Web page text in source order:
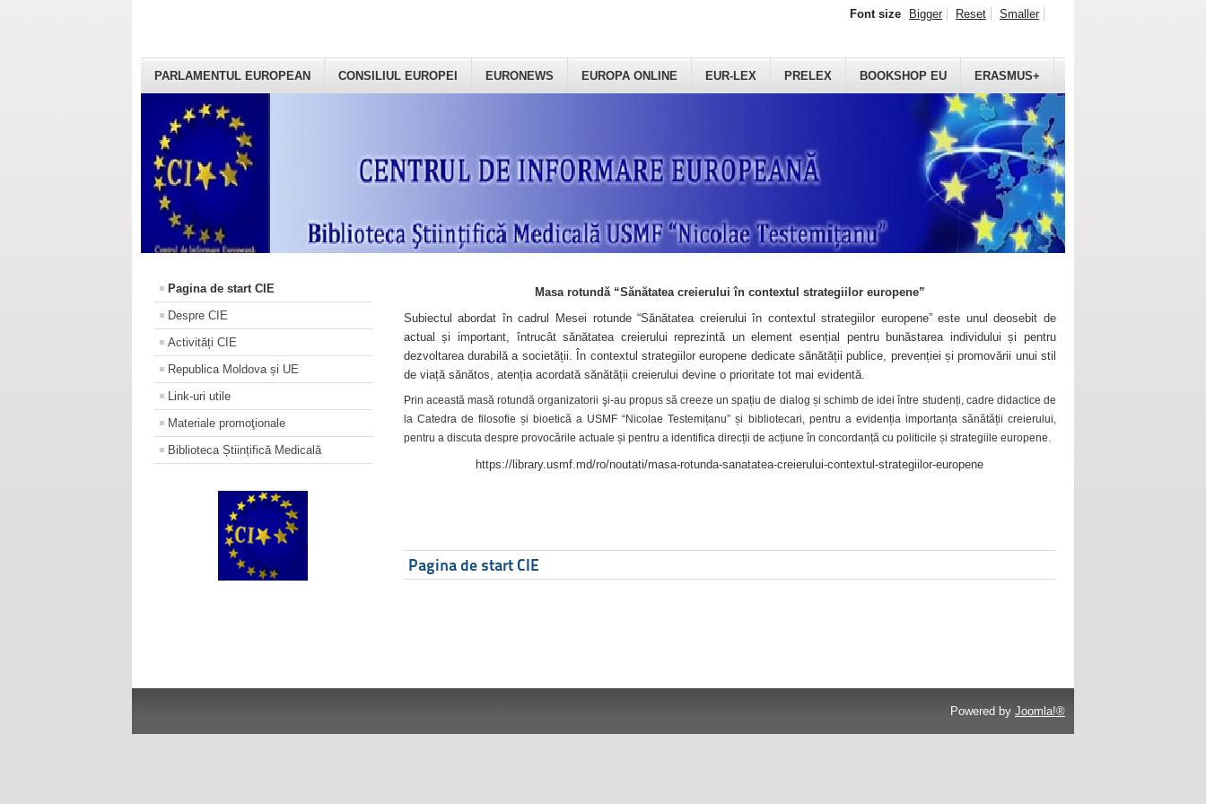
PARLAMENTUL EUROPEAN CONSILIUL EUROPEI EURONEWS EUROPA ONLINE EUR-LEX PRELEX BOOKSHOP EU ERASMUS+
Font size Bigger Reset Smaller
Pagina de start CIE
Despre CIE
Activități CIE
Republica Moldova și UE
Link-uri utile
Materiale promoţionale
Biblioteca Științifică Medicală
Masa rotundă “Sănătatea creierului în contextul strategiilor europene”
Subiectul abordat în cadrul Mesei rotunde “Sănătatea creierului în contextul strategiilor europene” este unul deosebit de
actual și important, întrucât sănătatea creierului reprezintă un element esențial pentru bunăstarea individului și pentru
dezvoltarea durabilă a societății. În contextul strategiilor europene dedicate sănătății publice, prevenției și promovării unui stil
de viață sănătos, atenția acordată sănătății creierului devine o prioritate tot mai evidentă.
Prin această masă rotundă organizatorii şi-au propus să creeze un spațiu de dialog și schimb de idei între studenți, cadre didactice de
la Catedra de filosofie și bioetică a USMF “Nicolae Testemițanu” și bibliotecari, pentru a evidenția importanța sănătății creierului,
pentru a discuta despre provocările actuale și pentru a identifica direcții de acțiune în concordanță cu politicile și strategiile europene.
https://library.usmf.md/ro/noutati/masa-rotunda-sanatatea-creierului-contextul-strategiilor-europene
Pagina de start CIE
Powered by Joomla!®